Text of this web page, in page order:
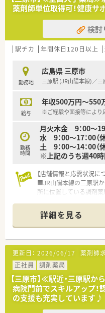
対応できる方を求めます
■チームワークを大切に
取りながら働ける方です
【法人特徴について】
■全国規模で多数の店舗
■大手チェーンでありな
者様に深く寄り添ってい
■エリアごとに運営体制
【求人情報について】
雇用形態で活躍いただけ
■年収は経験やスキルを
柔軟に提示可能です。
■昇給は年1回、賞与は
薬剤師単位取得可！健康サ
検討
駅チカ 年間休日120日以上
勤務地
広島県 三原市
三原駅 (JR山陽本線)／
給与
年収500万円～550
※ご経験や面接等により
勤務
時間
月火木金 9：00～19
水 9：00～17：00（
土 9：00～14：00（
※上記のうち週40
【店舗情報と応需状況に
■JR山陽本線の三原駅
所に位置している調剤薬
科などを幅広く扱ってい
■薬剤師は常勤3名とパ
して日々の業務を行って
【募集背景と求める人物
■体制強化を目的とした
大切にできる方を歓迎し
■前向きに業務に取り組
行動できる方が活躍でき
■経験が浅い方やブラン
ているため安心して応募
詳細を見る
更新日： 2026/06/17 薬剤師
正社員
調剤薬局
【三原市】≪駅近・三原駅
病院門前でスキルアップ
の支援も充実しています♪